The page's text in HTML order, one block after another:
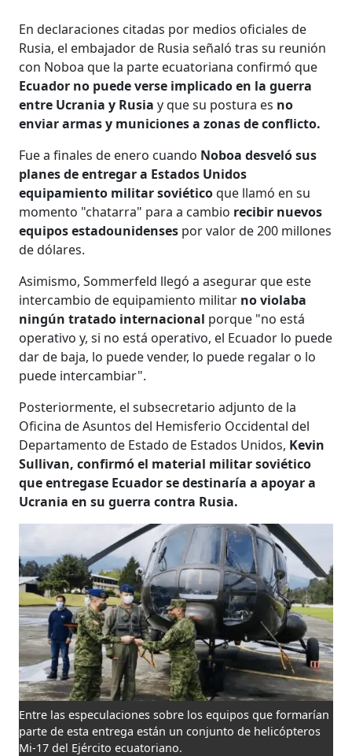
En declaraciones citadas por medios oficiales de
Rusia, el embajador de Rusia señaló tras su reunión
con Noboa que la parte ecuatoriana confirmó que
Ecuador no puede verse implicado en la guerra
entre Ucrania y Rusia y que su postura es no
enviar armas y municiones a zonas de conflicto.
Fue a finales de enero cuando Noboa desveló sus
planes de entregar a Estados Unidos
equipamiento militar soviéticoque llamó en su
momento "chatarra" para a cambio recibir nuevos
equipos estadounidenses por valor de 200 millones
de dólares.
Asimismo, Sommerfeld llegó a asegurar que este
intercambio de equipamiento militar no violaba
ningún tratado internacional porque "no está
operativo y, si no está operativo, el Ecuador lo puede
dar de baja, lo puede vender, lo puede regalar o lo
puede intercambiar".
Posteriormente, el subsecretario adjunto de la
Oficina de Asuntos del Hemisferio Occidental del
Departamento de Estado de Estados Unidos, Kevin
Sullivan, confirmó el material militar soviético
que entregase Ecuador se destinaría a apoyar a
Ucrania en su guerra contra Rusia.
Entre las especulaciones sobre los equipos que formarían
parte de esta entrega están un conjunto de helicópteros
Mi-17 del Ejército ecuatoriano.